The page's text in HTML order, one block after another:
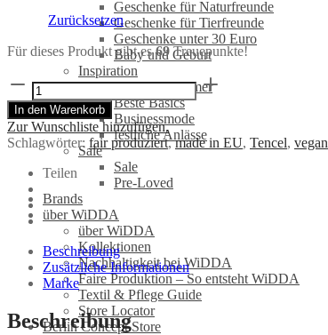
Geschenke für Naturfreunde
Geschenke für Tierfreunde
Geschenke unter 30 Euro
Baby und Geburt
Inspiration
Frühjahr/Sommer
Beste Basics
Businessmode
festliche Anlässe
Sale
Sale
Pre-Loved
Brands
über WiDDA
über WiDDA
Kollektionen
Nachhaltigkeit bei WiDDA
Faire Produktion – So entsteht WiDDA
Textil & Pflege Guide
Store Locator
Berlin Concept Store
Zurücksetzen
Für dieses Produkt gibt es69Treuepunkte!
Rückenfreies
Shirt
FARI
Lavendel
aus
TENCEL®
Menge
In den Warenkorb
Zur Wunschliste hinzufügen.
Schlagwörter: fair produziert,made in EU, Tencel, vegan
Teilen
Beschreibung
Zusätzliche Informationen
Marke
Beschreibung